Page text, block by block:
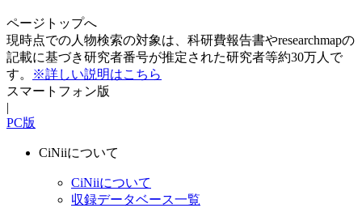
ページトップへ
現時点での人物検索の対象は、科研費報告書やresearchmapの
記載に基づき研究者番号が推定された研究者等約30万人で
す。
※詳しい説明はこちら
スマートフォン版
|
PC版
CiNiiについて
CiNiiについて
収録データベース一覧